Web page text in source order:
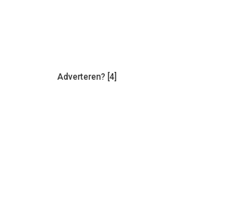
Adverteren? [4]